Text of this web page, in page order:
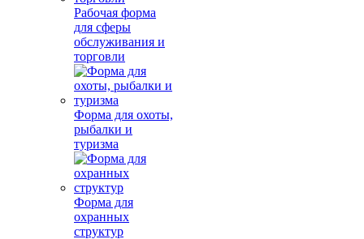
Рабочая форма
для сферы
обслуживания и
торговли
Форма для охоты,
рыбалки и
туризма
Форма для
охранных
структур